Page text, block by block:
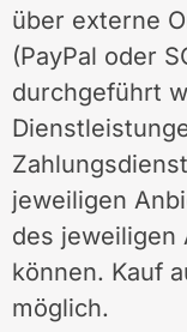
über externe
(PayPal oder
durchgeführt
jeweiligen
des jeweiligen
können. Kauf
möglich.